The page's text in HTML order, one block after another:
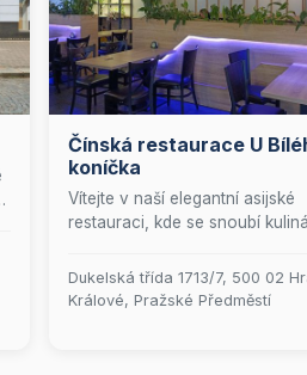
Čínská restaurace U
koníčka
Vítejte v naší elegantní asijské
restauraci, kde se snoubí
dokonalé harmonii. Naši zkušení
šéfkuchaři vás zavedou na
Dukelská třída 1713/7, 500 02
Králové, Pražské Předměstí